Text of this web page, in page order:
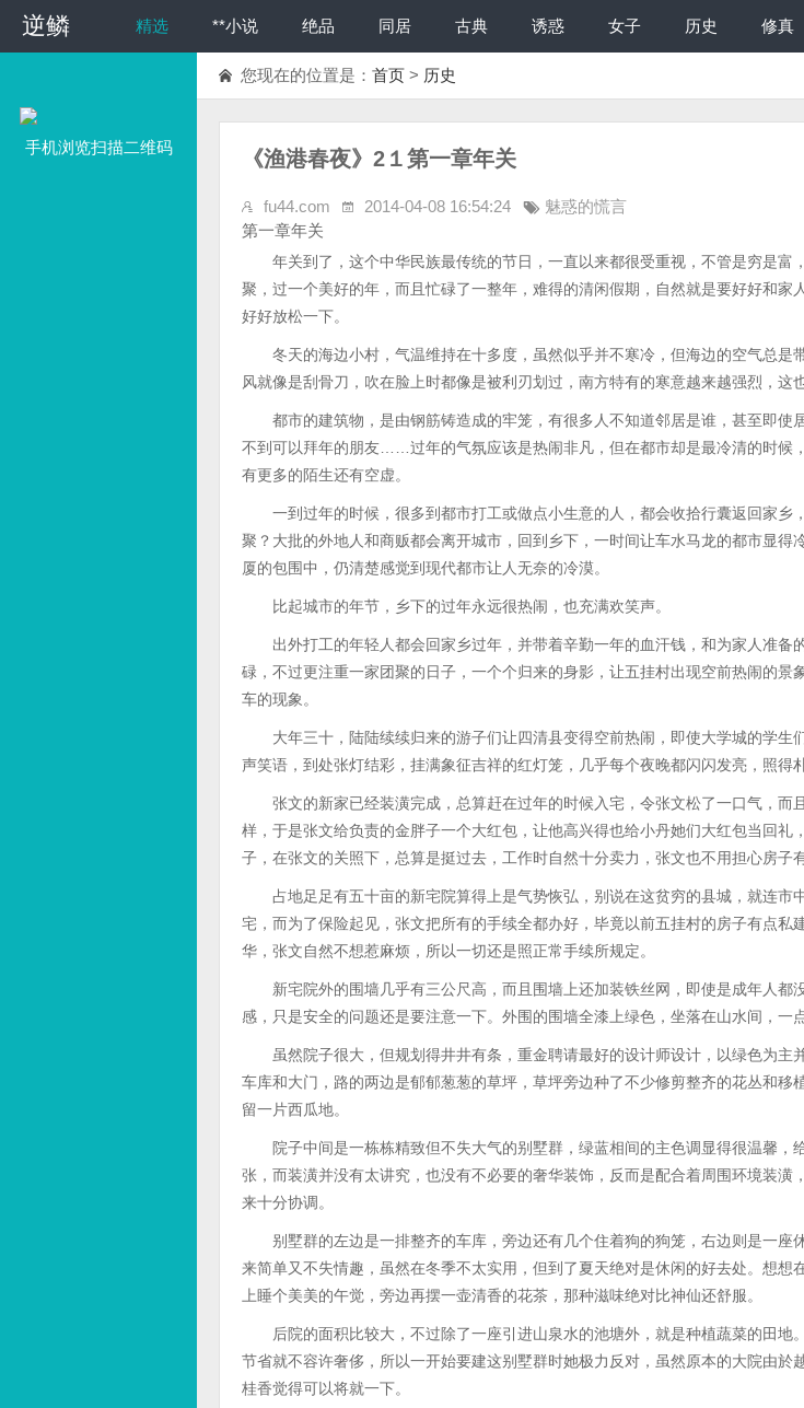
逆鳞 精选 **小说 绝品 同居 古典 诱惑 女子 历史 修真
手机浏览扫描二维码
您现在的位置是： 首页 > 历史
《渔港春夜》2１第一章年关
fu44.com 2014-04-08 16:54:24
魅惑的慌言
第一章年关
年关到了，这个中华民族最传统的节日，一直以来都很受重视，不管是穷是富
聚，过一个美好的年，而且忙碌了一整年，难得的清闲假期，自然就是要好好和家
好好放松一下。
冬天的海边小村，气温维持在十多度，虽然似乎并不寒冷，但海边的空气总是
风就像是刮骨刀，吹在脸上时都像是被利刃划过，南方特有的寒意越来越强烈，这
都市的建筑物，是由钢筋铸造成的牢笼，有很多人不知道邻居是谁，甚至即使
不到可以拜年的朋友……过年的气氛应该是热闹非凡，但在都市却是最冷清的时候
有更多的陌生还有空虚。
一到过年的时候，很多到都市打工或做点小生意的人，都会收拾行囊返回家乡
聚？大批的外地人和商贩都会离开城市，回到乡下，一时间让车水马龙的都市显得
厦的包围中，仍清楚感觉到现代都市让人无奈的冷漠。
比起城市的年节，乡下的过年永远很热闹，也充满欢笑声。
出外打工的年轻人都会回家乡过年，并带着辛勤一年的血汗钱，和为家人准备
碌，不过更注重一家团聚的日子，一个个归来的身影，让五挂村出现空前热闹的景
车的现象。
大年三十，陆陆续续归来的游子们让四清县变得空前热闹，即使大学城的学生
声笑语，到处张灯结彩，挂满象征吉祥的红灯笼，几乎每个夜晚都闪闪发亮，照得
张文的新家已经装潢完成，总算赶在过年的时候入宅，令张文松了一口气，而
样，于是张文给负责的金胖子一个大红包，让他高兴得也给小丹她们大红包当回礼
子，在张文的关照下，总算是挺过去，工作时自然十分卖力，张文也不用担心房子
占地足足有五十亩的新宅院算得上是气势恢弘，别说在这贫穷的县城，就连市
宅，而为了保险起见，张文把所有的手续全都办好，毕竟以前五挂村的房子有点私
华，张文自然不想惹麻烦，所以一切还是照正常手续所规定。
新宅院外的围墙几乎有三公尺高，而且围墙上还加装铁丝网，即使是成年人都
感，只是安全的问题还是要注意一下。外围的围墙全漆上绿色，坐落在山水间，一
虽然院子很大，但规划得井井有条，重金聘请最好的设计师设计，以绿色为主
车库和大门，路的两边是郁郁葱葱的草坪，草坪旁边种了不少修剪整齐的花丛和移
留一片西瓜地。
院子中间是一栋栋精致但不失大气的别墅群，绿蓝相间的主色调显得很温馨，
张，而装潢并没有太讲究，也没有不必要的奢华装饰，反而是配合着周围环境装潢
来十分协调。
别墅群的左边是一排整齐的车库，旁边还有几个住着狗的狗笼，右边则是一座
来简单又不失情趣，虽然在冬季不太实用，但到了夏天绝对是休闲的好去处。想想
上睡个美美的午觉，旁边再摆一壶清香的花茶，那种滋味绝对比神仙还舒服。
后院的面积比较大，不过除了一座引进山泉水的池塘外，就是种植蔬菜的田地
节省就不容许奢侈，所以一开始要建这别墅群时她极力反对，虽然原本的大院由於
桂香觉得可以将就一下。